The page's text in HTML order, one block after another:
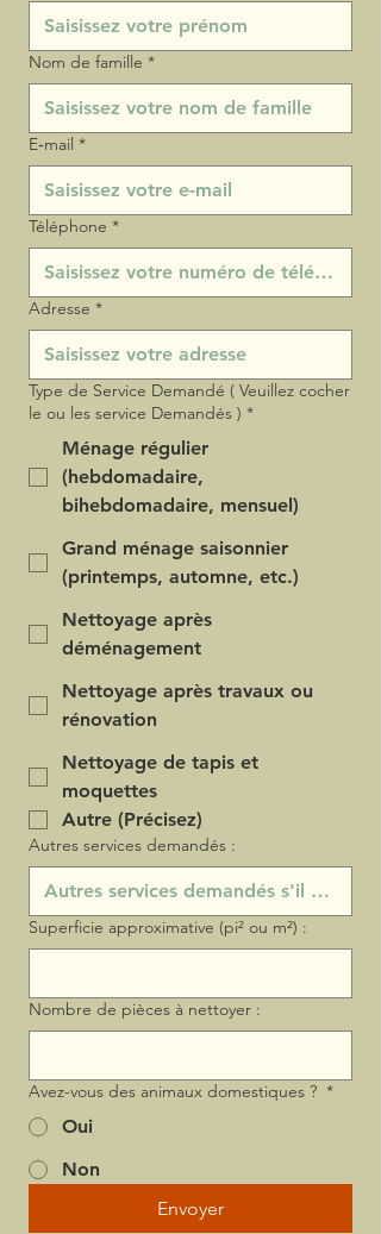
Nom de famille *
E‑mail *
Téléphone *
Adresse *
Type de Service Demandé ( Veuillez cocher
le ou les service Demandés ) *
Ménage régulier
(hebdomadaire,
bihebdomadaire, mensuel)
Grand ménage saisonnier
(printemps, automne, etc.)
Nettoyage après
déménagement
Nettoyage après travaux ou
rénovation
Nettoyage de tapis et
moquettes
Autre (Précisez)
Autres services demandés :
Superficie approximative (pi² ou m²) :
Nombre de pièces à nettoyer :
Avez-vous des animaux domestiques ? *
Oui
Non
Envoyer